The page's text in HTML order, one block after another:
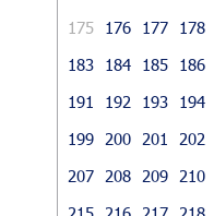
175
176 177 178
183
184 185 186
191
192 193 194
199
200 201 202
207
208 209 210